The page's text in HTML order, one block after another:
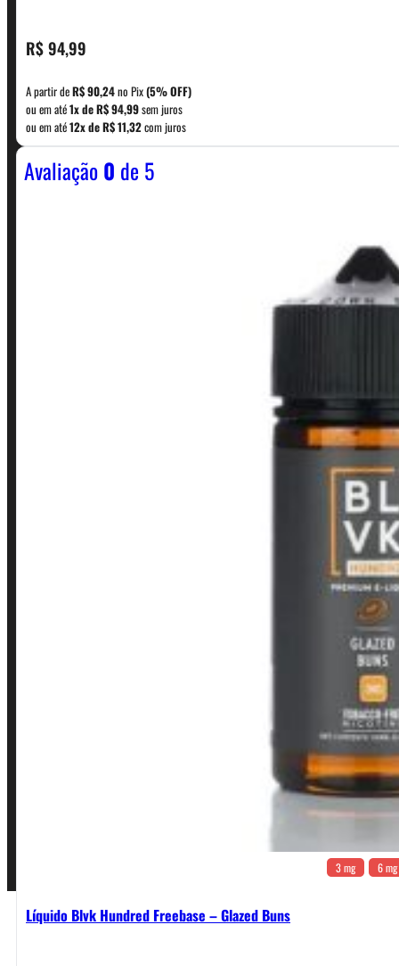
R$94,99
A partir deR$90,24no Pix(5% OFF)
ou em até1x deR$94,99sem juros
ou em até12x deR$11,32com juros
Avaliação0 de 5
3 mg 6 mg
Líquido Blvk Hundred Freebase – Glazed Buns
CONTATO
WhatsApp: (11) 5229-0120
Horário: Política de Horario e Fretes
Política de Garantia, Reembolso e Devolução